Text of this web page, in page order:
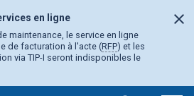
en ligne
maintenance, le service en ligne
de facturation à l'acte (RFP) et les
via TIP-I seront indisponibles le